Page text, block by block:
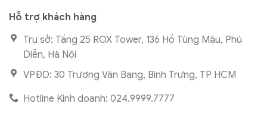
Hỗ trợ khách hàng
Trụ sở: Tầng 25 ROX Tower, 136 Hồ Tùng Mậu, Phú
Diễn, Hà Nội
VPĐD: 30 Trương Văn Bang, Bình Trưng, TP HCM
Hotline Kinh doanh: 024.9999.7777